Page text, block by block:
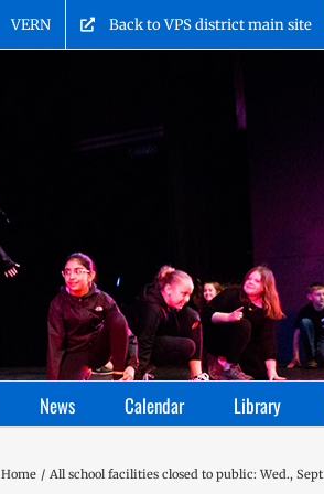
VERN Back to VPS district main site
News Calendar Library
Home All school facilities closed to public: Wed.,